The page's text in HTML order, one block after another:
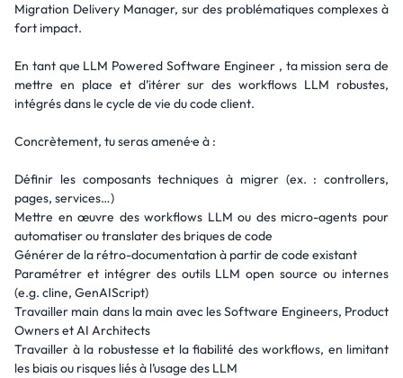
Migration Delivery Manager, sur des problématiques complexes à
fort impact.
En tant que LLM Powered Software Engineer , ta mission sera de
mettre en place et d’itérer sur des workflows LLM robustes,
intégrés dans le cycle de vie du code client.
Concrètement, tu seras amené·e à :
Définir les composants techniques à migrer (ex. : controllers,
pages, services…)
Mettre en œuvre des workflows LLM ou des micro-agents pour
automatiser ou translater des briques de code
Générer de la rétro-documentation à partir de code existant
Paramétrer et intégrer des outils LLM open source ou internes
(e.g. cline, GenAIScript)
Travailler main dans la main avec les Software Engineers, Product
Owners et AI Architects
Travailler à la robustesse et la fiabilité des workflows, en limitant
les biais ou risques liés à l’usage des LLM